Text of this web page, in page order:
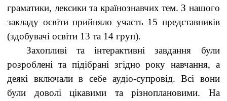
граматики, лексики та країнознавчих тем. З нашого
закладу освіти прийняло участь 15 представників
(здобувачі освіти 13 та 14 груп).
Захопливі та інтерактивні завдання були
розроблені та підібрані згідно року навчання, а
деякі включали в себе аудіо-супровід. Всі вони
були доволі цікавими та різноплановими. На